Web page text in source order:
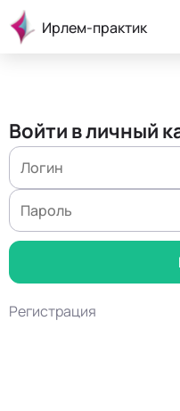
Ирлем-практик
Войти в личный
Регистрация